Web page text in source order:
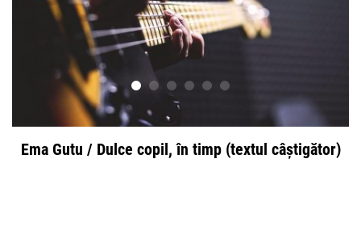
Ema Gutu / Dulce copil, în timp (textul câștigător)